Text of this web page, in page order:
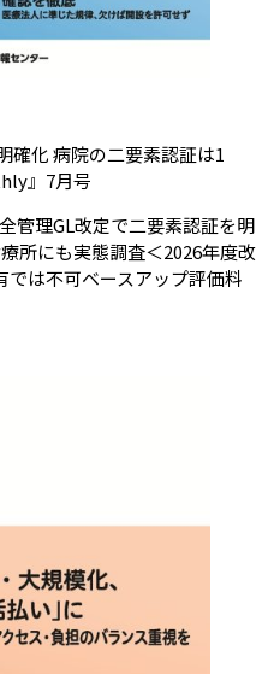
確化 病院の二要素認証は1
』7月号
管理GL改定で二要素認証を明
所にも実態調査＜2026年度改
は不可ベースアップ評価料